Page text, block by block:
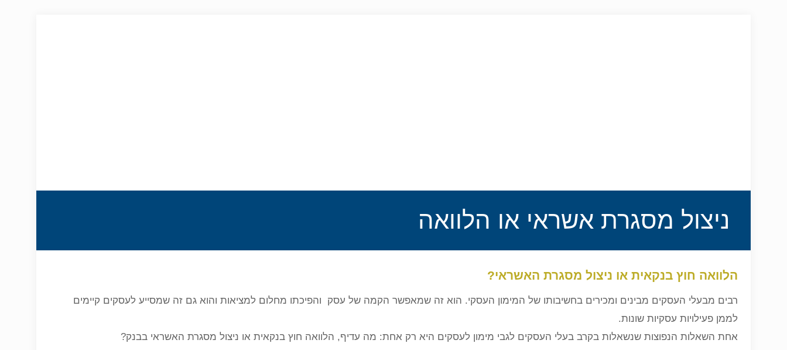
ניצול מסגרת אשראי או הלוואה
הלוואה חוץ בנקאית או ניצול מסגרת האשראי?
רבים מבעלי העסקים מבינים ומכירים בחשיבותו של המימון העסקי. הוא זה שמאפשר הקמה של עסק והפיכתו מחלום למציאות והוא גם זה שמסייע לעסקים קיימים
לממן פעילויות עסקיות שונות.
אחת השאלות הנפוצות שנשאלות בקרב בעלי העסקים לגבי מימון לעסקים היא רק אחת: מה עדיף, הלוואה חוץ בנקאית או ניצול מסגרת האשראי בבנק?